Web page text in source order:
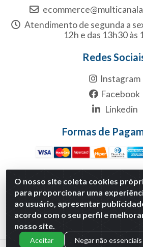
O nosso site coleta cookies
para proporcionar uma
ao usuário, apresentar
acordo com o seu perfil e
nosso site.
Aceitar Negar não essenciais
Atendimento de segunda a
12h e das 13h30 às
Redes
Instagram
Facebook
Linkedin
Formas de
Multicanal Atacado LTDA - Rua 1-B, S/
Anexo Modulo 2 - Polo Empresarial
Aparecida de Goiânia/GO - CNPJ